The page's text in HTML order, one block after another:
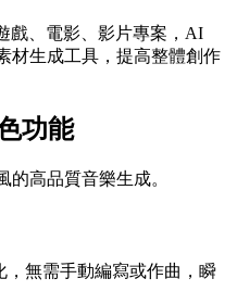
戲、電影、影片專案，AI
材生成工具，提高整體創作
功能
高品質音樂生成。
無需手動編寫或作曲，瞬